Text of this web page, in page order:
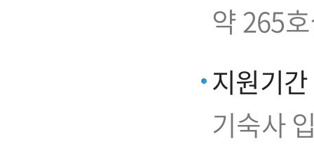
약 265
지원기간
기숙사